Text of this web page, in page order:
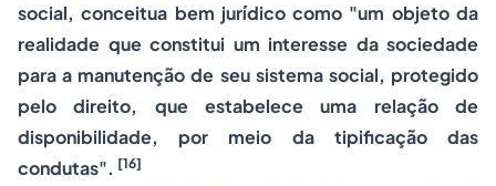
social, conceitua bem jurídico como "um objeto da
realidade que constitui um interesse da sociedade
para a manutenção de seu sistema social, protegido
pelo direito, que estabelece uma relação de
disponibilidade, por meio da tipificação das
condutas". [16]